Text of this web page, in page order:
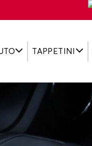
TAPPETINI